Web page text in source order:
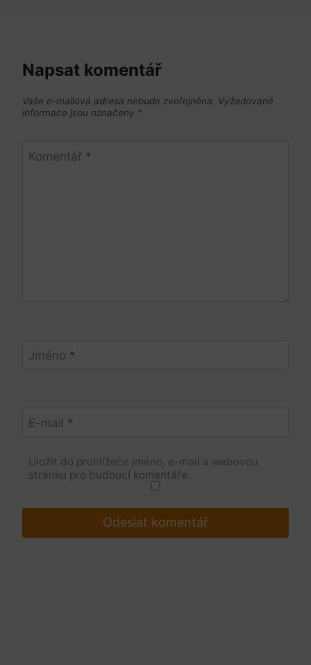
Napsat komentář
Vaše e-mailová adresa nebude zveřejněna. Vyžadované
informace jsou označeny *
Komentář *
Jméno *
E-mail *
Uložit do prohlížeče jméno, e-mail a webovou
stránku pro budoucí komentáře.